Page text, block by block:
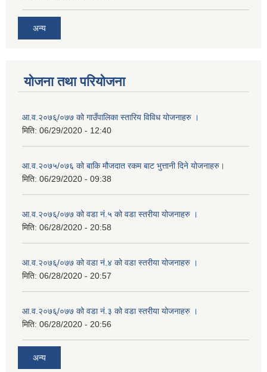
अन्य
योजना तथा परियोजना
आ.व.२०७६्/०७७ को गाउँपालिका स्तारिय विविध योजनाहरु ।
मिति: 06/29/2020 - 12:40
आ.व.२०७५/०७६ को बाकि मौजदात रकम बाट भुत्तानी दिने योजनाहरु।
मिति: 06/29/2020 - 09:38
आ.व.२०७६्/०७७ को वडा नं.५ को वडा स्तरीया योजनाहरु ।
मिति: 06/28/2020 - 20:58
आ.व.२०७६्/०७७ को वडा नं.४ को वडा स्तरीया योजनाहरु ।
मिति: 06/28/2020 - 20:57
आ.व.२०७६्/०७७ को वडा नं.३ को वडा स्तरीया योजनाहरु ।
मिति: 06/28/2020 - 20:56
अन्य